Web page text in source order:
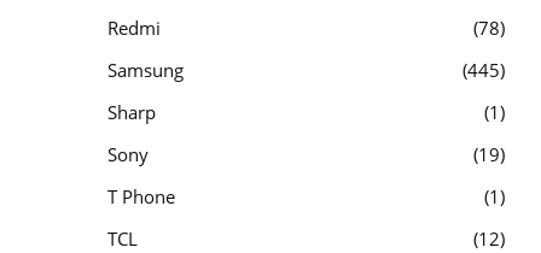
Redmi
78
Samsung
445
Sharp
1
Sony
19
T Phone
1
TCL
12